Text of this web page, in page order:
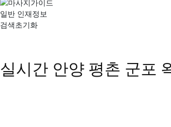
일반 인재정보
검색초기화
실시간 안양 평촌 군포